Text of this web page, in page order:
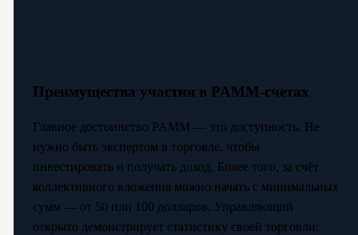
Преимущества участия в PAMM-счетах
Главное достоинство PAMM — это доступность. Не
нужно быть экспертом в торговле, чтобы
инвестировать и получать доход. Более того, за счёт
коллективного вложения можно начать с минимальных
сумм — от 50 или 100 долларов. Управляющий
открыто демонстрирует статистику своей торговли: